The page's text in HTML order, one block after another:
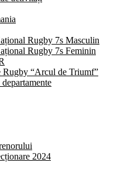
Rugby 7s Masculin
Rugby 7s Feminin
Rugby “Arcul de Triumf”
2024